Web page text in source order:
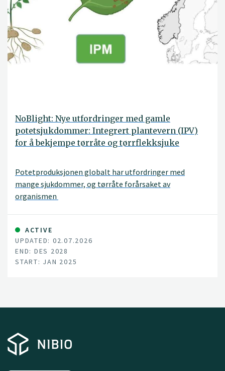
NoBlight: Nye utfordringer med gamle
potetsjukdommer: Integrert plantevern (IPV)
for å bekjempe tørråte og tørrflekksjuke
Potetproduksjonen globalt har utfordringer med
mange sjukdommer, og tørråte forårsaket av
organismen
ACTIVE
UPDATED: 02.07.2026
END: DES 2028
START: JAN 2025